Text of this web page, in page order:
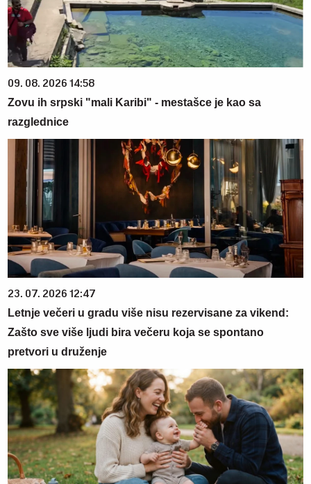
09. 08. 2026 14:58
Zovu ih srpski "mali Karibi" - mestašce je kao sa
razglednice
23. 07. 2026 12:47
Letnje večeri u gradu više nisu rezervisane za vikend:
Zašto sve više ljudi bira večeru koja se spontano
pretvori u druženje